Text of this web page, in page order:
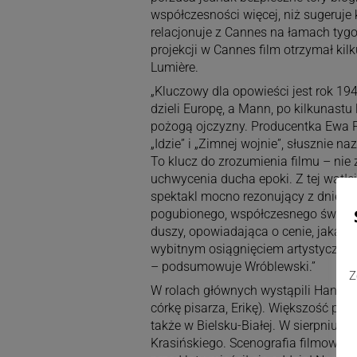
współczesności więcej, niż
relacjonuje z Cannes na łamach
projekcji w Cannes film otrzymał
Lumière.
„Kluczowy dla opowieści jest rok
dzieli Europę, a Mann, po
pożogą ojczyzny. Producentka Ewa
„Idzie” i „Zimnej wojnie”, słusznie
To klucz do zrozumienia filmu – nie
uchwycenia ducha epoki. Z tej
spektakl mocno rezonujący z
pogubionego, współczesnego
duszy, opowiadająca o cenie, jaką
wybitnym osiągnięciem
– podsumowuje Wróblewski.”
W rolach głównych wystąpili Hanns
córkę pisarza, Erikę). Większość
także w Bielsku-Białej. W sierpniu
Krasińskiego. Scenografia filmowa